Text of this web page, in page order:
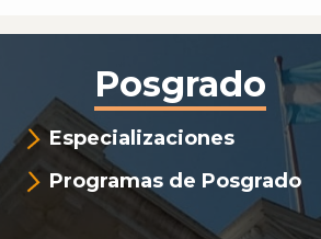
Posgrado
Especializaciones
Programas de Posgrado